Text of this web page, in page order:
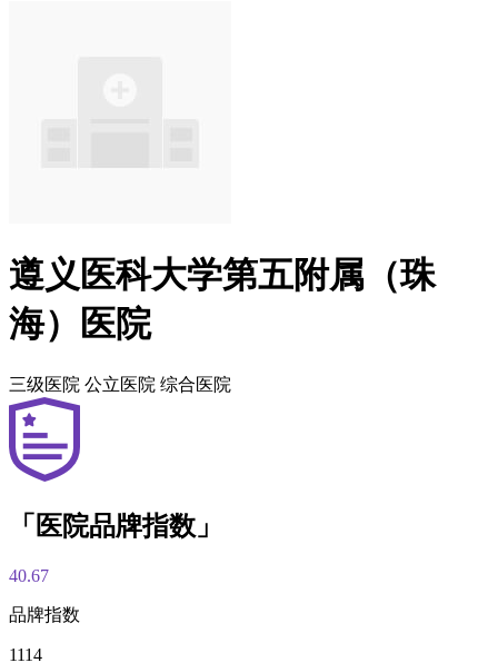
遵义医科大学第五附属（珠
海）医院
三级医院 公立医院 综合医院
「医院品牌指数」
40.67
品牌指数
1114